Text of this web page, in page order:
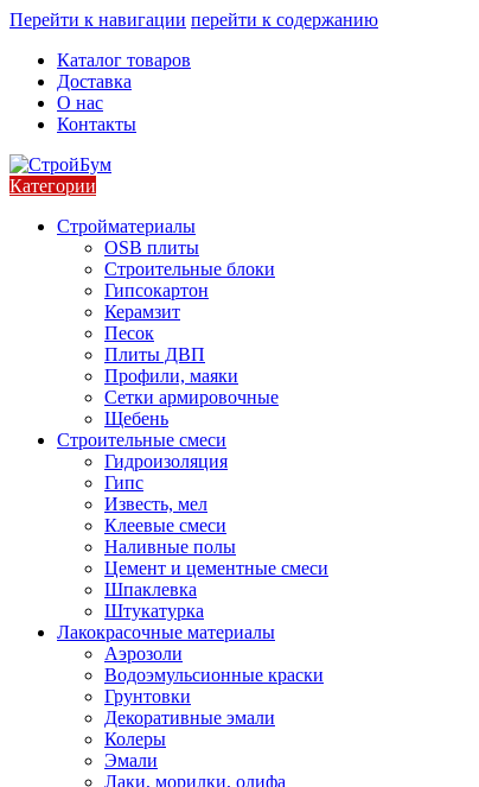
Перейти к навигации перейти к содержанию
Каталог товаров
Доставка
О нас
Контакты
Категории
Стройматериалы
OSB плиты
Строительные блоки
Гипсокартон
Керамзит
Песок
Плиты ДВП
Профили, маяки
Сетки армировочные
Щебень
Строительные смеси
Гидроизоляция
Гипс
Известь, мел
Клеевые смеси
Наливные полы
Цемент и цементные смеси
Шпаклевка
Штукатурка
Лакокрасочные материалы
Аэрозоли
Водоэмульсионные краски
Грунтовки
Декоративные эмали
Колеры
Эмали
Лаки, морилки, олифа